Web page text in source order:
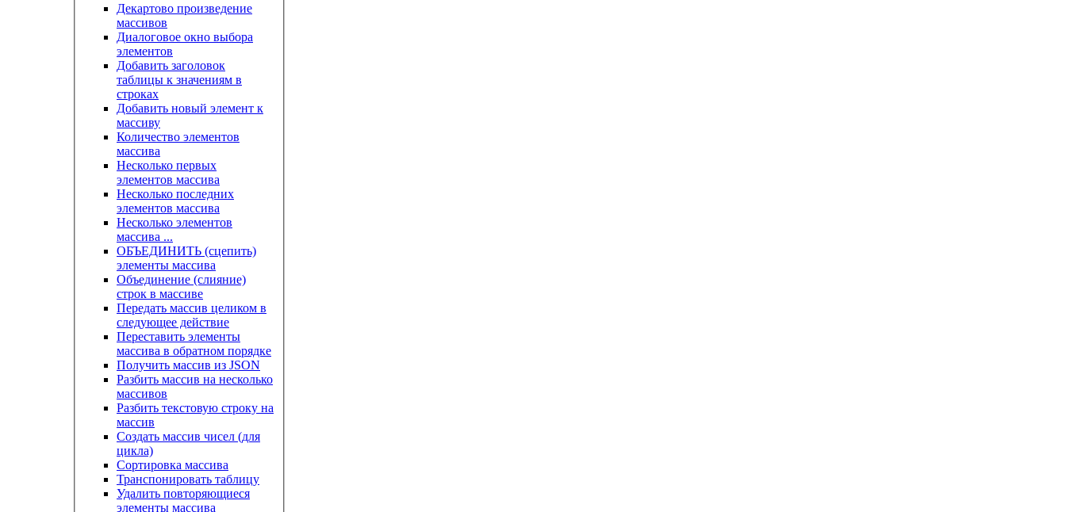
Декартово произведение
массивов
Диалоговое окно выбора
элементов
Добавить заголовок
таблицы к значениям в
строках
Добавить новый элемент к
массиву
Количество элементов
массива
Несколько первых
элементов массива
Несколько последних
элементов массива
Несколько элементов
массива ...
ОБЪЕДИНИТЬ (сцепить)
элементы массива
Объединение (слияние)
строк в массиве
Передать массив целиком в
следующее действие
Переставить элементы
массива в обратном порядке
Получить массив из JSON
Разбить массив на несколько
массивов
Разбить текстовую строку на
массив
Создать массив чисел (для
цикла)
Сортировка массива
Транспонировать таблицу
Удалить повторяющиеся
элементы массива